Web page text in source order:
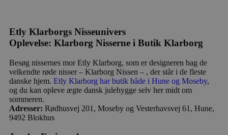
Etly Klarborgs Nisseunivers
Oplevelse: Klarborg Nisserne i Butik Klarborg
Besøg nissernes mor Etly Klarborg, som er designeren bag de
velkendte røde nisser – Klarborg Nissen – , der står i de fleste
danske hjem. Etly Klarborg har butik både i Hune og Moseby,
og du kan opleve ægte dansk julehygge selv her midt om
sommeren.
Adresser: Rødhusvej 201, Moseby og Vesterhavsvej 61, Hune,
9492 Blokhus